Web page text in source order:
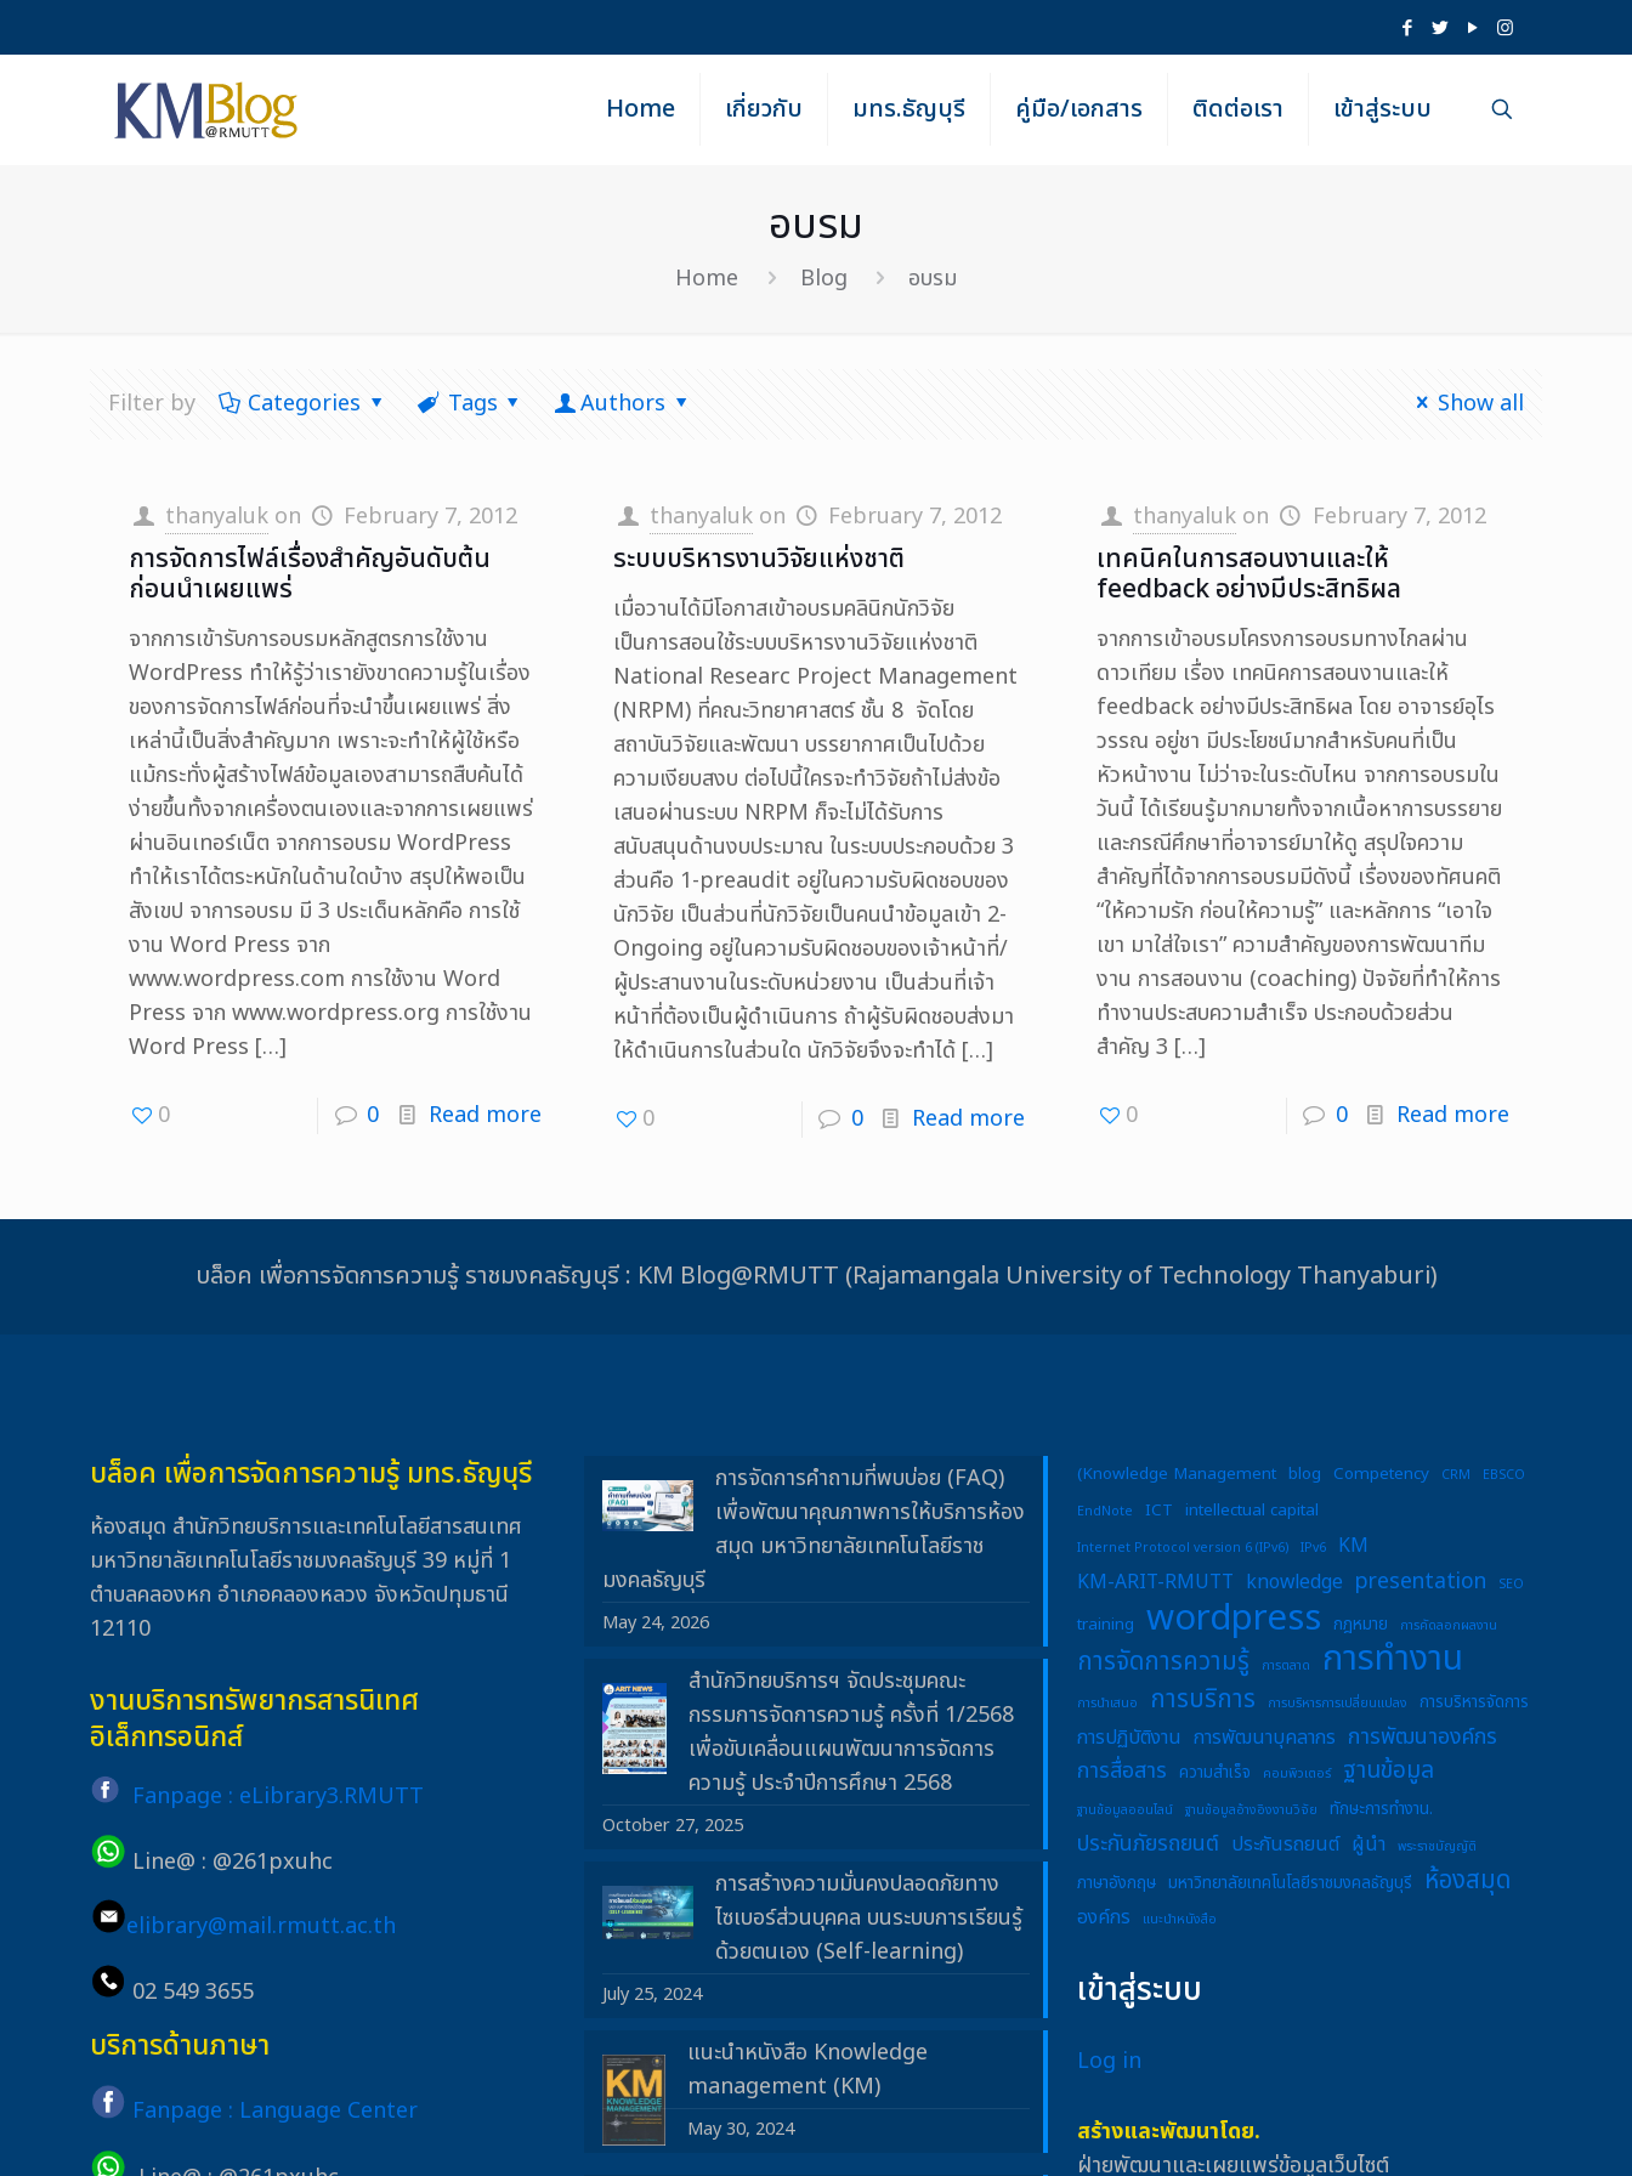
Home เกี่ยวกับ มทร.ธัญบุรี คู่มือ/เอกสาร ติดต่อเรา เข้าสู่ระบบ
อบรม
Home Blog อบรม
Filter by Categories Tags Authors Show all
thanyaluk on February 7, 2012
การจัดการไฟล์เรื่องสำคัญอันดับต้น
ก่อนนำเผยแพร่
จากการเข้ารับการอบรมหลักสูตรการใช้งาน
WordPress ทำให้รู้ว่าเรายังขาดความรู้ในเรื่อง
ของการจัดการไฟล์ก่อนที่จะนำขึ้นเผยแพร่ สิ่ง
เหล่านี้เป็นสิ่งสำคัญมาก เพราะจะทำให้ผู้ใช้หรือ
แม้กระทั่งผู้สร้างไฟล์ข้อมูลเองสามารถสืบค้นได้
ง่ายขึ้นทั้งจากเครื่องตนเองและจากการเผยแพร่
ผ่านอินเทอร์เน็ต จากการอบรม WordPress
ทำให้เราได้ตระหนักในด้านใดบ้าง สรุปให้พอเป็น
สังเขป จาการอบรม มี 3 ประเด็นหลักคือ การใช้
งาน Word Press จาก
www.wordpress.com การใช้งาน Word
Press จาก www.wordpress.org การใช้งาน
Word Press […]
0 0 Read more
thanyaluk on February 7, 2012
ระบบบริหารงานวิจัยแห่งชาติ
เมื่อวานได้มีโอกาสเข้าอบรมคลินิกนักวิจัย
เป็นการสอนใช้ระบบบริหารงานวิจัยแห่งชาติ
National Researc Project Management
(NRPM) ที่คณะวิทยาศาสตร์ ชั้น 8 จัดโดย
สถาบันวิจัยและพัฒนา บรรยากาศเป็นไปด้วย
ความเงียบสงบ ต่อไปนี้ใครจะทำวิจัยถ้าไม่ส่งข้อ
เสนอผ่านระบบ NRPM ก็จะไม่ได้รับการ
สนับสนุนด้านงบประมาณ ในระบบประกอบด้วย 3
ส่วนคือ 1-preaudit อยู่ในความรับผิดชอบของ
นักวิจัย เป็นส่วนที่นักวิจัยเป็นคนนำข้อมูลเข้า 2-
Ongoing อยู่ในความรับผิดชอบของเจ้าหน้าที่/
ผู้ประสานงานในระดับหน่วยงาน เป็นส่วนที่เจ้า
หน้าที่ต้องเป็นผู้ดำเนินการ ถ้าผู้รับผิดชอบส่งมา
ให้ดำเนินการในส่วนใด นักวิจัยจึงจะทำได้[…]
0 0 Read more
thanyaluk on February 7, 2012
เทคนิคในการสอนงานและให้
feedback อย่างมีประสิทธิผล
จากการเข้าอบรมโครงการอบรมทางไกลผ่าน
ดาวเทียม เรื่อง เทคนิคการสอนงานและให้
feedback อย่างมีประสิทธิผล โดย อาจารย์อุไร
วรรณ อยู่ชา มีประโยชน์มากสำหรับคนที่เป็น
หัวหน้างาน ไม่ว่าจะในระดับไหน จากการอบรมใน
วันนี้ ได้เรียนรู้มากมายทั้งจากเนื้อหาการบรรยาย
และกรณีศึกษาที่อาจารย์มาให้ดู สรุปใจความ
สำคัญที่ได้จากการอบรมมีดังนี้ เรื่องของทัศนคติ
“ให้ความรัก ก่อนให้ความรู้” และหลักการ “เอาใจ
เขา มาใส่ใจเรา” ความสำคัญของการพัฒนาทีม
งาน การสอนงาน (coaching) ปัจจัยที่ทำให้การ
ทำงานประสบความสำเร็จ ประกอบด้วยส่วน
สำคัญ 3 […]
0 0 Read more
บล็อค เพื่อการจัดการความรู้ ราชมงคลธัญบุรี : KM Blog@RMUTT (Rajamangala University of Technology Thanyaburi)
บล็อค เพื่อการจัดการความรู้ มทร.ธัญบุรี
ห้องสมุด สำนักวิทยบริการและเทคโนโลยีสารสนเทศ
มหาวิทยาลัยเทคโนโลยีราชมงคลธัญบุรี 39 หมู่ที่ 1
ตำบลคลองหก อำเภอคลองหลวง จังหวัดปทุมธานี
12110
งานบริการทรัพยากรสารนิเทศ
อิเล็กทรอนิกส์
Fanpage : eLibrary3.RMUTT
Line@ : @261pxuhc
elibrary@mail.rmutt.ac.th
02 549 3655
บริการด้านภาษา
Fanpage : Language Center
การจัดการคำถามที่พบบ่อย (FAQ)
เพื่อพัฒนาคุณภาพการให้บริการห้อง
สมุด มหาวิทยาลัยเทคโนโลยีราช
มงคลธัญบุรี
May 24, 2026
สำนักวิทยบริการฯ จัดประชุมคณะ
กรรมการจัดการความรู้ ครั้งที่ 1/2568
เพื่อขับเคลื่อนแผนพัฒนาการจัดการ
ความรู้ ประจำปีการศึกษา 2568
October 27, 2025
การสร้างความมั่นคงปลอดภัยทาง
ไซเบอร์ส่วนบุคคล บนระบบการเรียนรู้
ด้วยตนเอง (Self-learning)
July 25, 2024
แนะนำหนังสือ Knowledge
management (KM)
May 30, 2024
(Knowledge Management blog Competency CRM
EBSCO
EndNote
ICT intellectual capital
Internet Protocol version 6 (IPv6) IPv6
KM
KM-ARIT-RMUTT knowledge presentation SEO
training wordpress กฎหมาย การคัดลอกผลงาน
การจัดการความรู้ การตลาด การทำงาน
การนำเสนอ การบริการ การบริหารการเปลี่ยนแปลง การบริหารจัดการ
การปฏิบัติงาน การพัฒนาบุคลากร การพัฒนาองค์กร
การสื่อสาร ความสำเร็จ คอมพิวเตอร์ ฐานข้อมูล
ฐานข้อมูลออนไลน์ ฐานข้อมูลอ้างอิงงานวิจัย ทักษะการทำงาน.
ประกันภัยรถยนต์ ประกันรถยนต์ ผู้นำ พระราชบัญญัติ
ภาษาอังกฤษ มหาวิทยาลัยเทคโนโลยีราชมงคลธัญบุรี ห้องสมุด
องค์กร แนะนำหนังสือ
เข้าสู่ระบบ
Log in
สร้างและพัฒนาโดย.
ฝ่ายพัฒนาและเผยแพร่ข้อมูลเว็บไซต์